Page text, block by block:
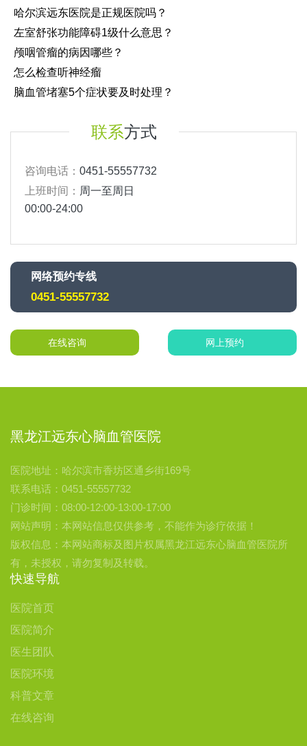
哈尔滨远东医院是正规医院吗？
左室舒张功能障碍1级什么意思？
颅咽管瘤的病因哪些？
怎么检查听神经瘤
脑血管堵塞5个症状要及时处理？
联系方式
咨询电话： 0451-55557732
上班时间： 周一至周日
00:00-24:00
网络预约专线
0451-55557732
在线咨询 网上预约
黑龙江远东心脑血管医院
医院地址：哈尔滨市香坊区通乡街169号
联系电话：0451-55557732
门诊时间：08:00-12:00-13:00-17:00
网站声明：本网站信息仅供参考，不能作为诊疗依据！
版权信息：本网站商标及图片权属黑龙江远东心脑血管医院所
有，未授权，请勿复制及转载。
快速导航
医院首页
医院简介
医生团队
医院环境
科普文章
在线咨询